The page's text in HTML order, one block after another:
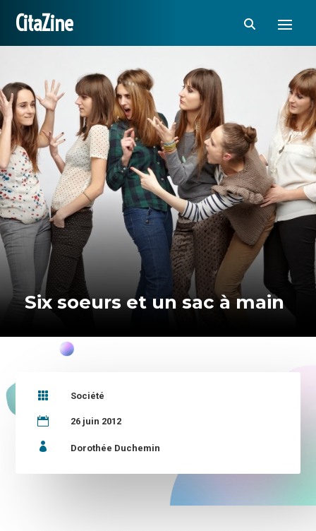
CitaZine
Six soeurs et un sac à main
 Société
 26 juin 2012
 Dorothée Duchemin